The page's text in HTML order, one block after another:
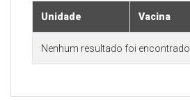
Unidade Vacina
Nenhum resultado foi encontrado.